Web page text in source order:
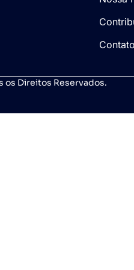
Contato
os Direitos Reservados.